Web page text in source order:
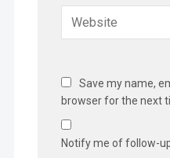
Save my name,
browser for the next
Notify me of follow-